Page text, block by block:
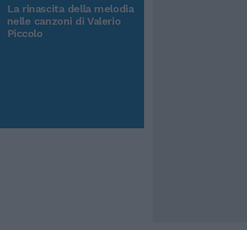
La rinascita della melodia
nelle canzoni di Valerio
Piccolo